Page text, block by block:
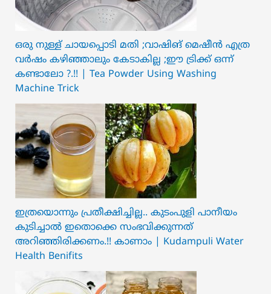
ഒരു നുള്ള് ചായപ്പൊടി മതി ;വാഷിങ് മെഷീൻ എത്ര
വർഷം കഴിഞ്ഞാലും കേടാകില്ല ;ഈ ട്രിക്ക് ഒന്ന്
കണ്ടാലോ ?.!! | Tea Powder Using Washing
Machine Trick
ഇത്രയൊന്നും പ്രതീക്ഷിച്ചില്ല.. ക‍ു‌ടംപുളി പാനീയം
കുടിച്ചാൽ ഇതൊക്കെ സംഭവിക്കുന്നത്
അറിഞ്ഞിരിക്കണം.!! കാണാം | Kudampuli Water
Health Benifits